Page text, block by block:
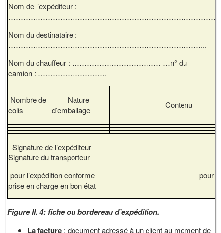
Nom de l’expéditeur :
…………………………………………………………………………
Nom du destinataire :
……………………………………………………………………...
Nom du chauffeur : ……………………………… …n° du
camion : ……………………….
Nombre de
colis
Nature
d’emballage
Contenu
Signature de l’expéditeur
Signature du transporteur
pour l’expédition conforme pour
prise en charge en bon état
Figure II. 4: fiche ou bordereau d’expédition.
La facture : document adressé à un client au moment de